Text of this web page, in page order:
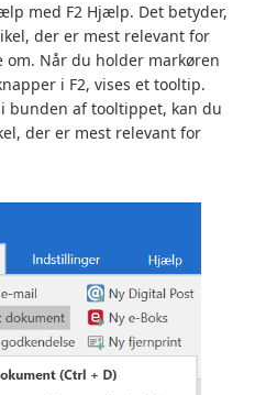
med F2 Hjælp. Det betyder,
der er mest relevant for
Når du holder markøren
i F2, vises et tooltip.
i bunden af tooltippet, kan du
der er mest relevant for